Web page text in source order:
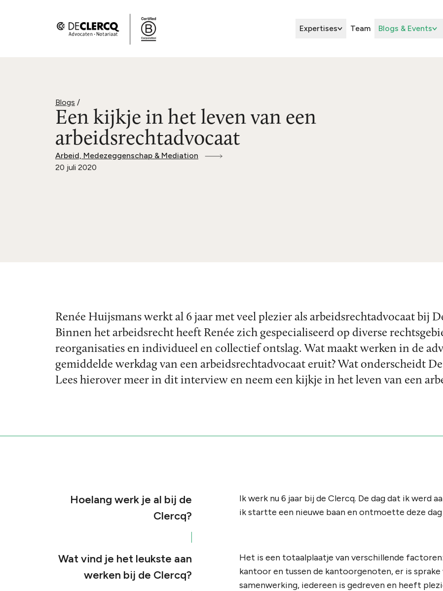
Expertises Team Blogs & Events
Blogs /
Een kijkje in het leven van een
arbeidsrechtadvocaat
Arbeid, Medezeggenschap & Mediation
20 juli 2020
Renée Huijsmans werkt al 6 jaar met veel plezier als arbeidsrechtadvocaat bij
Binnen het arbeidsrecht heeft Renée zich gespecialiseerd op diverse
reorganisaties en individueel en collectief ontslag. Wat maakt werken in de
gemiddelde werkdag van een arbeidsrechtadvocaat eruit? Wat onderscheidt
Lees hierover meer in dit interview en neem een kijkje in het leven van een
Hoelang werk je al bij de
Clercq?
Ik werk nu 6 jaar bij de Clercq. De dag dat ik werd
ik startte een nieuwe baan en ontmoette deze
Wat vind je het leukste aan
werken bij de Clercq?
Het is een totaalplaatje van verschillende
kantoor en tussen de kantoorgenoten, er is
samenwerking, iedereen is gedreven en heeft